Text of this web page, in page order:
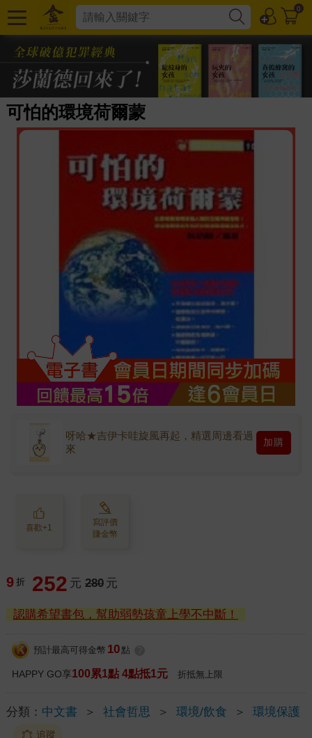
0
可怕的環境荷爾蒙
呀哈★吉伊卡哇旋風再起，精選周邊看過
來
加購
喜歡+1
寫評價
賺金幣
9 折 252 元 280 元
認購希望書包，幫助弱勢孩童上學不中斷！
預計最高可得金幣 10 點
HAPPY GO享100累1點 4點抵1元 折抵無上限
分類： 中文書 ＞ 社會哲思 ＞ 環境/飲食 ＞ 環境保護
追蹤